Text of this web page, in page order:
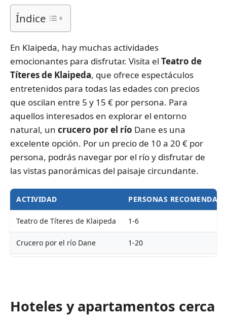
Índice
En Klaipeda, hay muchas actividades
emocionantes para disfrutar. Visita el Teatro de
Títeres de Klaipeda, que ofrece espectáculos
entretenidos para todas las edades con precios
que oscilan entre 5 y 15 € por persona. Para
aquellos interesados en explorar el entorno
natural, un crucero por el río Dane es una
excelente opción. Por un precio de 10 a 20 € por
persona, podrás navegar por el río y disfrutar de
las vistas panorámicas del paisaje circundante.
ACTIVIDAD PERSONAS
Teatro de Títeres de Klaipeda 1-6
Crucero por el río Dane 1-20
Hoteles y apartamentos cerca